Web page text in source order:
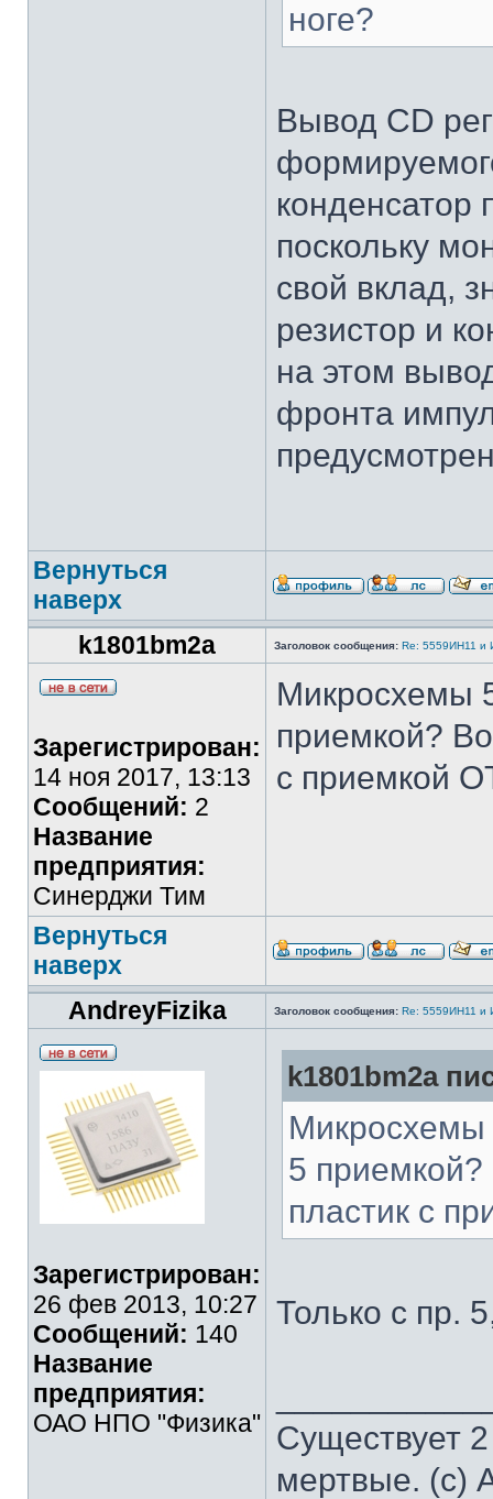
ноге?
Вывод CD
конденсатор
поскольку
свой вклад,
резистор и
на этом
фронта
Вернуться
наверх
k1801bm2a
Заголовок сообщения: Re: 5559ИН11 и
Зарегистрирован:
14 ноя 2017, 13:13
Сообщений: 2
Название
предприятия:
Синерджи Тим
Микросхемы
приемкой?
с приемкой
Вернуться
наверх
AndreyFizika
Заголовок сообщения: Re: 5559ИН11 и
Зарегистрирован:
26 фев 2013, 10:27
Сообщений: 140
Название
предприятия:
ОАО НПО "Физика"
k1801bm2a
Микросхемы
5
пластик с
Только с пр.
Существует
мертвые. (с)